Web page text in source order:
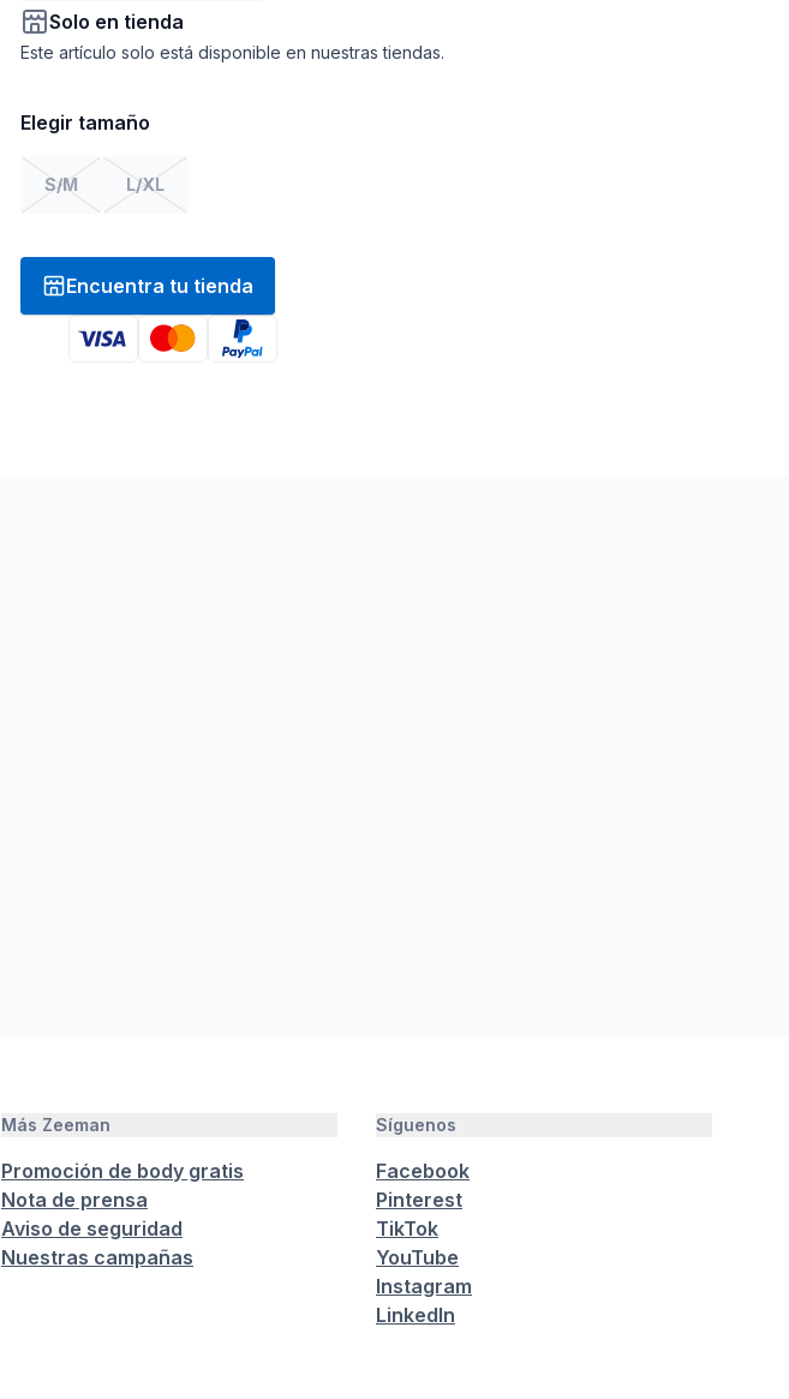
Solo en tienda
Este artículo solo está disponible en nuestras tiendas.
Elegir tamaño
S/M L/XL
Encuentra tu tienda
Más Zeeman
Promoción de body gratis
Nota de prensa
Aviso de seguridad
Nuestras campañas
Síguenos
Facebook
Pinterest
TikTok
YouTube
Instagram
LinkedIn